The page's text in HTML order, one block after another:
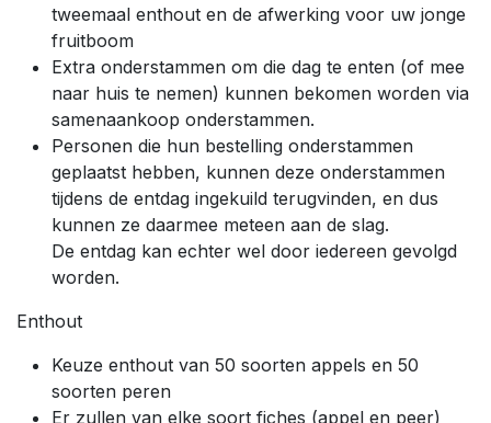
tweemaal enthout en de afwerking voor uw jonge
fruitboom
Extra onderstammen om die dag te enten (of mee
naar huis te nemen) kunnen bekomen worden via
samenaankoop onderstammen.
Personen die hun bestelling onderstammen
geplaatst hebben, kunnen deze onderstammen
tijdens de entdag ingekuild terugvinden, en dus
kunnen ze daarmee meteen aan de slag.
De entdag kan echter wel door iedereen gevolgd
worden.
Enthout
Keuze enthout van 50 soorten appels en 50
soorten peren
Er zullen van elke soort fiches (appel en peer)